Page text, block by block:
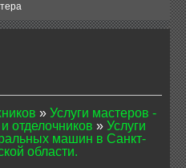
» Услуги мастеров -
отделочников » Услуги
машин в Санкт-
области.